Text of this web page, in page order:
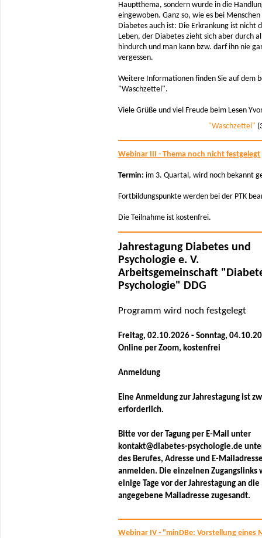
Hauptthema, sondern wurde in die
eingewoben. Ganz so, wie es bei
Diabetes auch ist: Die Erkrankung ist nicht
Leben, der Diabetes zieht sich aber durch
hindurch und man kann bzw. darf ihn nie
vergessen.
Weitere Informationen finden Sie auf dem
"Waschzettel".
Viele Grüße und viel Freude beim Lesen
"Waschzettel"
Webinar III - Thema noch nicht festgelegt
Termin: im 3. Quartal, wird noch bekannt
Fortbildungspunkte werden bei der PTK
Die Teilnahme ist kostenfrei.
Jahrestagung Diabetes und
Psychologie e. V.
Arbeitsgemeinschaft
Psychologie" DDG
Programm wird noch festgelegt
Freitag, 02.10.2026 - Sonntag,
Online per Zoom, kostenfrei
Anmeldung
Eine Anmeldung zur Jahrestagung ist
erforderlich.
Bitte vor der Tagung per E-Mail unter
kontakt@diabetes-psychologie.de
des Berufes, Adresse und E-
anmelden. Die einzelnen Zugangslinks
einige Tage vor der Jahrestagung an die
angegebene Mailadresse zugesandt.
Webinar IV - "minDBe: Vorstellung eines